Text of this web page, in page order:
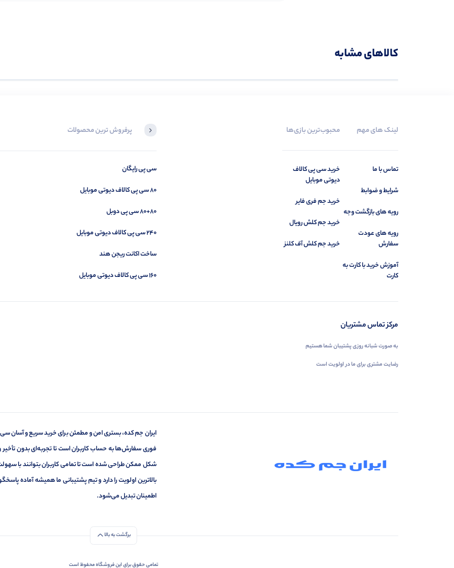
کالاهای مشابه
لینک های مهم
تماس با ما
شرایط و ضوابط
رویه های بازگشت وجه
رویه های عودت
سفارش
آموزش خرید با کارت به
کارت
محبوب‌ترین بازی‌ها
خرید سی‌ پی کالاف
دیوتی موبایل
خرید جم فری فایر
خرید جم کلش رویال‌‌‌‌‌‌‌‌‌‌‌‌‌‌‌‌‌
خرید جم کلش آف کلنز‌‌‌‌‌‌‌‌‌‌‌‌‌‌‌‌ ‌‌‌‌‌
پرفروش ترین محصولات
سی پی رایگان
۸۰ سی پی کالاف دیوتی موبایل
۸۰+۸۰ سی پی دوبل
۲۴۰ سی پی کالاف دیوتی موبایل
ساخت اکانت ریجن هند
۱۶۰ سی پی کالاف دیوتی موبایل
خرید آفر ولت ۵ دلاری کالاف دیوتی
مرکز تماس مشتریان
به صورت شبانه روزی پشتیبان شما هستیم
رضایت مشتری برای ما در اولویت است
ایران جم کده، بستری امن و مطمئن برای خرید سریع و آسان
فوری سفارش‌ها به حساب کاربران است تا تجربه‌ای بدون
شکل ممکن طراحی شده است تا تمامی کاربران بتوانند با
بالاترین اولویت را دارد و تیم پشتیبانی ما همیشه آماده
اطمینان تبدیل می‌شود.
برگشت به بالا
تمامی حقوق برای این فروشگاه محفوظ است